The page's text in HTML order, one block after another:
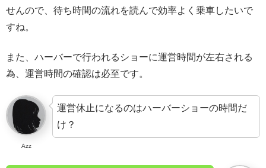
せんので、待ち時間の流れを読んで効率よく乗車したいで
すね。
また、ハーバーで行われるショーに運営時間が左右される
為、運営時間の確認は必至です。
Azz
運営休止になるのはハーバーショーの時間だ
け？